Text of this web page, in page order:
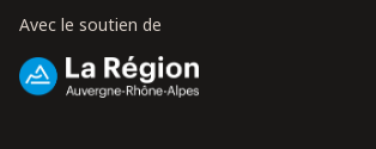
Avec le soutien de